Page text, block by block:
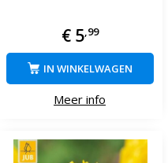
€ 5 99
Meer info
IN WINKELWAGEN